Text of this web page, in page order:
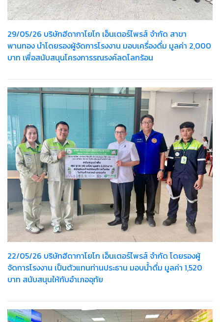
29/05/26 บริษัทฮีดากาโยโก เอ็นเตอร์ไพรส์ จำกัด สาขา
พานทอง นำโดยรองผู้จัดการโรงงาน มอบเครื่องดื่ม มูลค่า 2,000
บาท เพื่อสนับสนุนโครงการรณรงค์ลดโลกร้อน
22/05/26 บริษัทฮีดากาโยโก เอ็นเตอร์ไพรส์ จำกัด โดยรองผู้
จัดการโรงงาน เป็นตัวแทนท่านประธาน มอบน้ำดื่ม มูลค่า 1,520
บาท สนับสนุนให้กับอำเภออุทัย